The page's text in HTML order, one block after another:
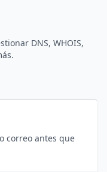
DNS, WHOIS,
correo antes que